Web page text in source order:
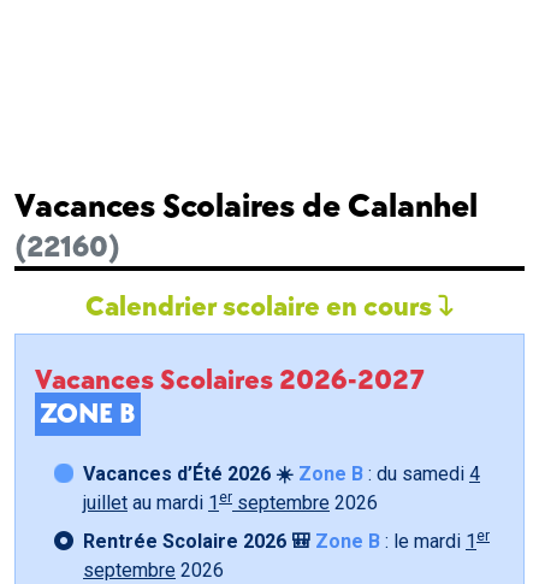
Vacances Scolaires de Calanhel
(22160)
Calendrier scolaire en cours
Vacances Scolaires 2026-2027
ZONE B
Vacances d’Été 2026 ☀️ Zone B : du samedi 4
juillet au mardi 1 er septembre 2026
Rentrée Scolaire 2026 🎒 Zone B : le mardi 1 er
septembre 2026